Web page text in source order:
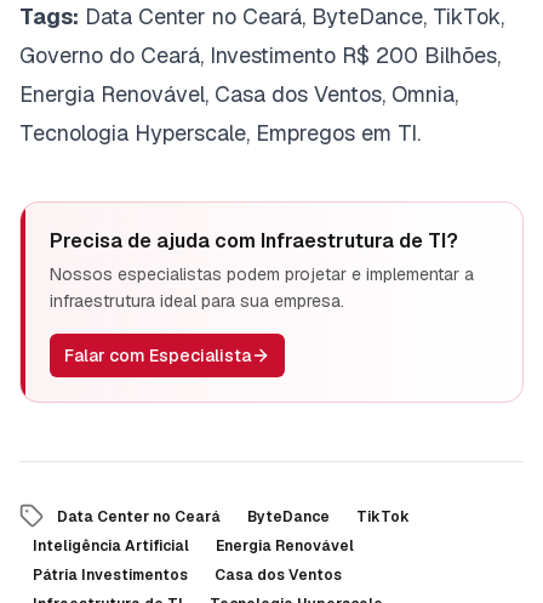
Tags: Data Center no Ceará, ByteDance, TikTok,
Governo do Ceará, Investimento R$ 200 Bilhões,
Energia Renovável, Casa dos Ventos, Omnia,
Tecnologia Hyperscale, Empregos em TI.
Precisa de ajuda com Infraestrutura de TI?
Nossos especialistas podem projetar e implementar a
infraestrutura ideal para sua empresa.
Falar com Especialista
Data Center no Ceará ByteDance
TikTok
Inteligência Artificial
Energia Renovável
Pátria Investimentos
Casa dos Ventos